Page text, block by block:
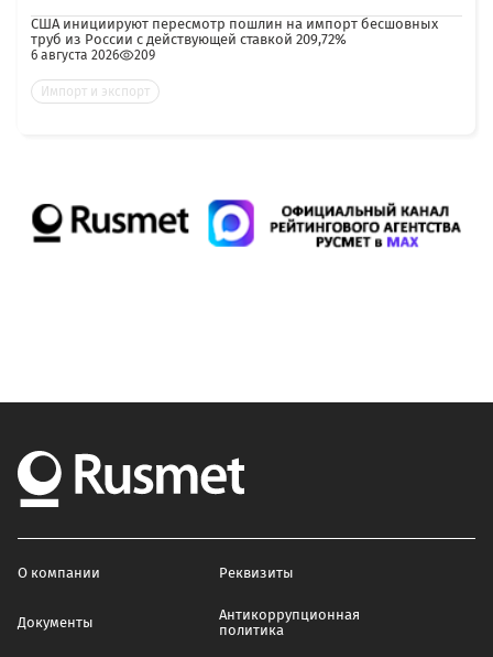
США инициируют пересмотр пошлин на импорт бесшовных
труб из России с действующей ставкой 209,72%
6 августа 2026 209
Импорт и экспорт
О компании Реквизиты
Документы
Антикоррупционная
политика